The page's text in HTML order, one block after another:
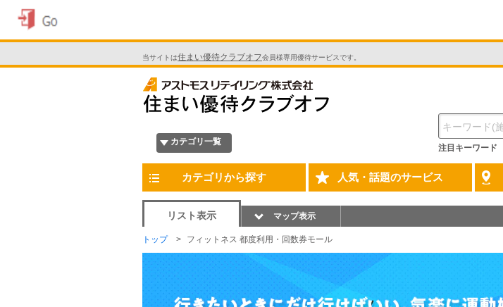
当サイトは住まい優待クラブオフ会員様専用優待サービスです。
カテゴリ一覧
注目キーワード
カテゴリから探す 人気・話題のサービス
リスト表示 マップ表示
トップ フィットネス 都度利用・回数券モール